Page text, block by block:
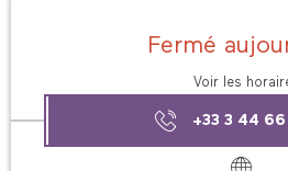
Fermé
Voir les
+33 3 44